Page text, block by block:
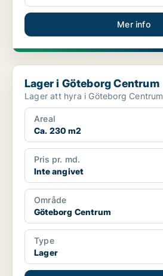
Mer info
Lager i Göteborg Centrum
Lager i Göteborg Centrum
Lager att hyra i Göteborg Centrum
Areal
Ca. 230 m2
Pris pr. md.
Inte angivet
Område
Göteborg Centrum
Type
Lager